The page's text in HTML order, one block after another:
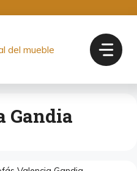
del mueble
Gandia